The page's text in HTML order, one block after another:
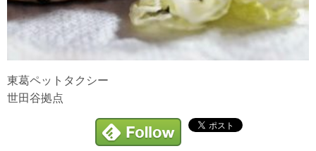
東葛ペットタクシー
世田谷拠点